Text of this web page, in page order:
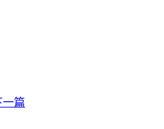
一篇